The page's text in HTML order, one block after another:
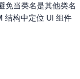
免当类名是其他类名
结构中定位 UI 组件